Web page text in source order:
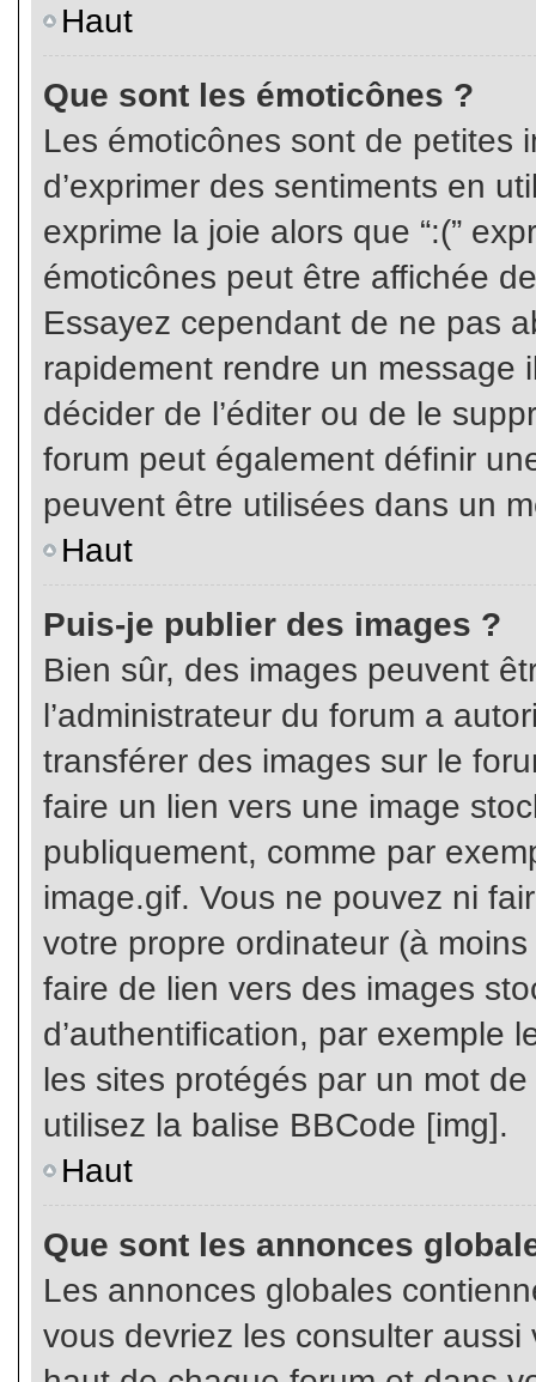
Haut
Que sont les émoticônes ?
Les émoticônes sont de petites
d’exprimer des sentiments en
exprime la joie alors que “:(”
émoticônes peut être affichée
Essayez cependant de ne pas
rapidement rendre un message
décider de l’éditer ou de le
forum peut également définir
peuvent être utilisées dans un
Haut
Puis-je publier des images ?
Bien sûr, des images peuvent
l’administrateur du forum a
transférer des images sur le
faire un lien vers une image
publiquement, comme par
image.gif. Vous ne pouvez ni
votre propre ordinateur (à
faire de lien vers des images
d’authentification, par exemple
les sites protégés par un mot
utilisez la balise BBCode [img].
Haut
Que sont les annonces
Les annonces globales
vous devriez les consulter